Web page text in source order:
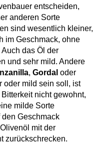
entscheiden,
anderen Sorte
sind wesentlich kleiner,
im Geschmack, ohne
das Öl der
und sehr mild. Andere
, Gordal oder
oder mild sein soll, ist
nicht gewohnt,
milde Sorte
Geschmack
mit der
zurückschrecken.